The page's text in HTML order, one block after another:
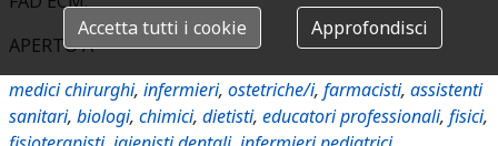
APERTO A
medici chirurghi, infermieri, ostetriche/i, farmacisti, assistenti
sanitari, biologi, chimici, dietisti, educatori professionali, fisici,
Accetta tutti i cookie Approfondisci